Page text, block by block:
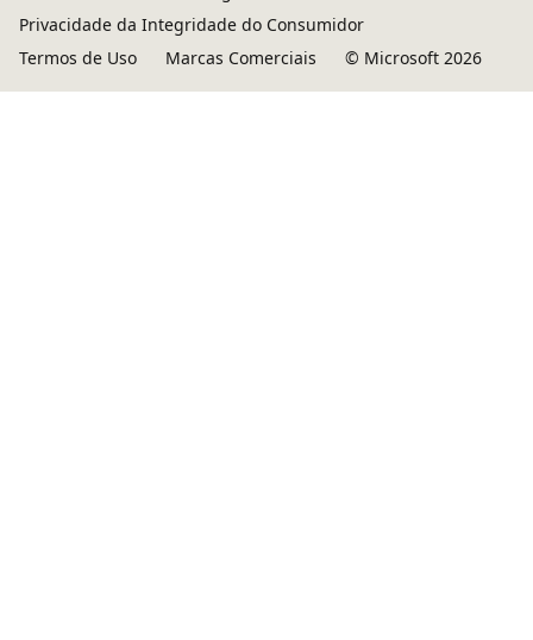
Privacidade da Integridade do Consumidor
Termos de Uso
Marcas Comerciais © Microsoft 2026